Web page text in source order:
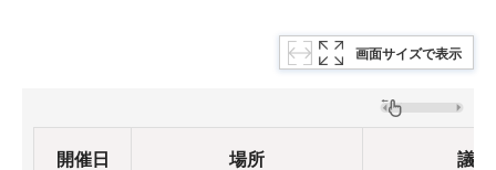
画面サイズで表示
開催日 場所 議題